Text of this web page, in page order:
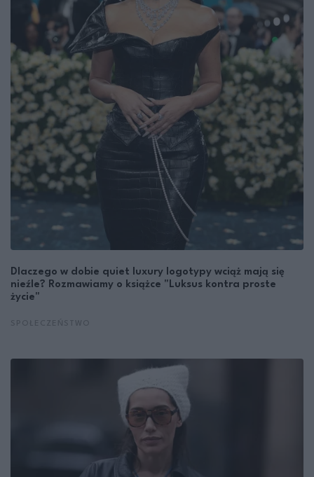
Dlaczego w dobie quiet luxury logotypy wciąż mają się
nieźle? Rozmawiamy o książce "Luksus kontra proste
życie"